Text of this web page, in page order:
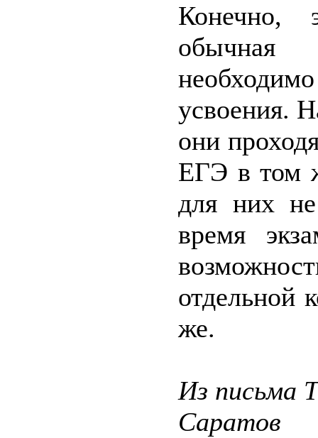
Конечно,
обычная
усвоения.
они
ЕГЭ в том
для них
время
отдельной
же.
Из письма
Саратов